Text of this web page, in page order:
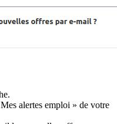
alertes emploi » de votre